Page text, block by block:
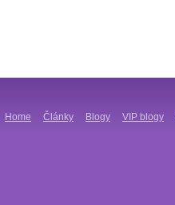
Home Články Blogy VIP blogy